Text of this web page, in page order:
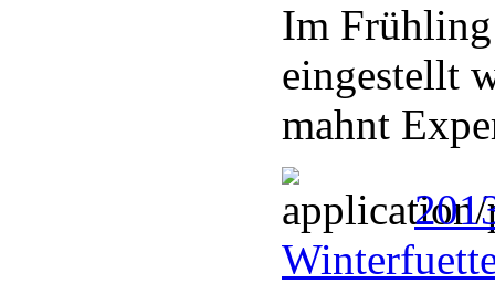
Im
eingestellt
mahnt